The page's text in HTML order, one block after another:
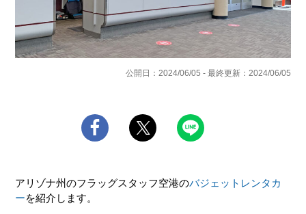
公開日：2024/06/05 - 最終更新：2024/06/05
アリゾナ州のフラッグスタッフ空港のバジェットレンタカ
ーを紹介します。